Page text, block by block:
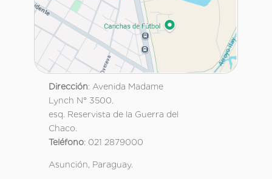
Dirección: Avenida Madame
Lynch N° 3500.
esq. Reservista de la Guerra del
Chaco.
Teléfono: 021 2879000
Asunción, Paraguay.